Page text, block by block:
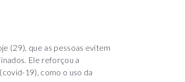
(29), que as pessoas evitem
Ele reforçou a
19), como o uso da